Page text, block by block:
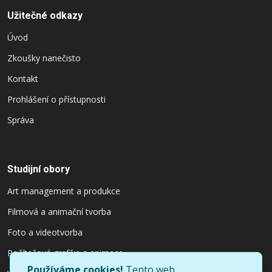
Užitečné odkazy
Úvod
Zkoušky nanečisto
Kontakt
Prohlášení o přístupnosti
Správa
Studijní obory
Art management a produkce
Filmová a animační tvorba
Foto a videotvorba
Počítačová grafika a animace